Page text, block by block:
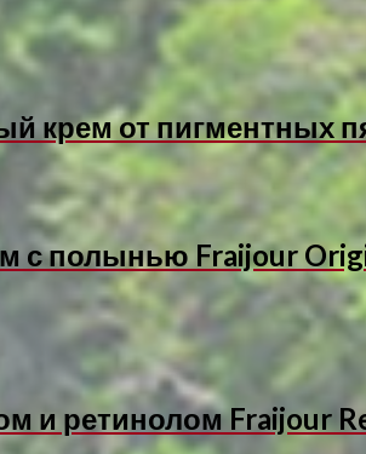
от пигментных
с полынью Fraijour
и ретинолом Fraijour